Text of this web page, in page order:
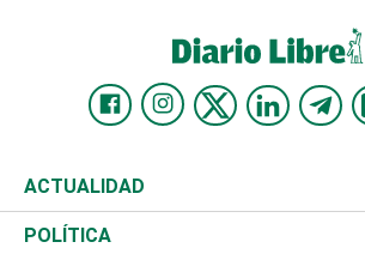
ACTUALIDAD
Nacional
POLÍTICA